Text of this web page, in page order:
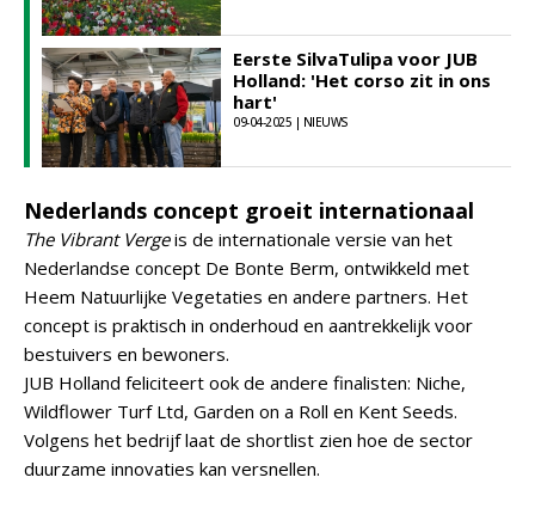
Eerste SilvaTulipa voor JUB
Holland: 'Het corso zit in ons
hart'
09-04-2025 | NIEUWS
Nederlands concept groeit internationaal
The Vibrant Vergeis de internationale versie van het
Nederlandse concept De Bonte Berm, ontwikkeld met
Heem Natuurlijke Vegetaties en andere partners. Het
concept is praktisch in onderhoud en aantrekkelijk voor
bestuivers en bewoners.
JUB Holland feliciteert ook de andere finalisten: Niche,
Wildflower Turf Ltd, Garden on a Roll en Kent Seeds.
Volgens het bedrijf laat de shortlist zien hoe de sector
duurzame innovaties kan versnellen.